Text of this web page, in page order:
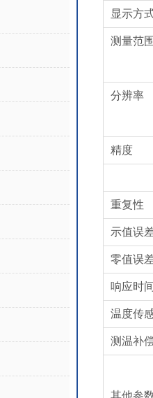
显示方
测量范
分辨率
精度
重复性
示值误
零值误
响应时
温度传
测温补
其他参